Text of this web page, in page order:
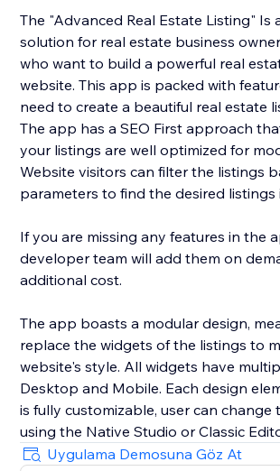
The "Advanced Real Estate Listing" Is
solution for real estate business
who want to build a powerful real
website. This app is packed with
need to create a beautiful real estate
The app has a SEO First approach
your listings are well optimized for
Website visitors can filter the listings
parameters to find the desired listings
If you are missing any features in the
developer team will add them on
additional cost.
The app boasts a modular design,
replace the widgets of the listings to
website's style. All widgets have
Desktop and Mobile. Each design
is fully customizable, user can change
using the Native Studio or Classic
Uygulama Demosuna Göz At